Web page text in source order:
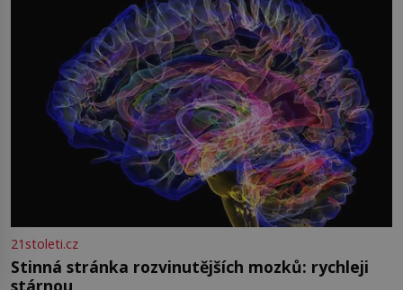
21stoleti.cz
Stinná stránka rozvinutějších mozků: rychleji
stárnou